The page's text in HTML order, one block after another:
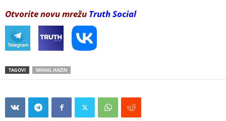
Otvorite novu mrežu Truth Social
TAGOVI MIHAIL HAZIN